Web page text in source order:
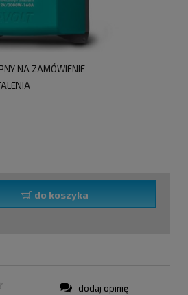
NA ZAMÓWIENIE
do koszyka
dodaj opinię